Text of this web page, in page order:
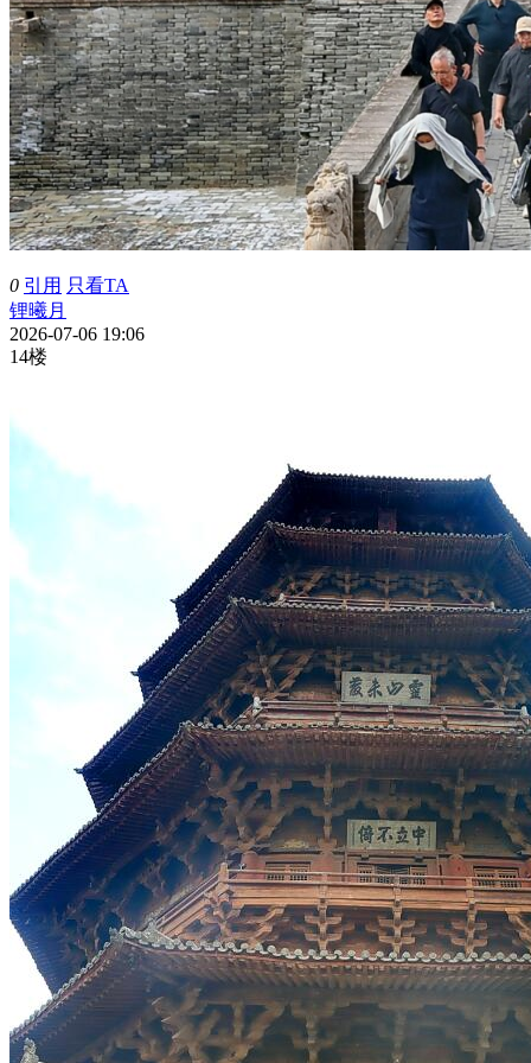
0 引用 只看TA
锂曦月
2026-07-06 19:06
14楼